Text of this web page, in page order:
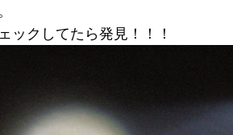
ックしてたら発見！！！